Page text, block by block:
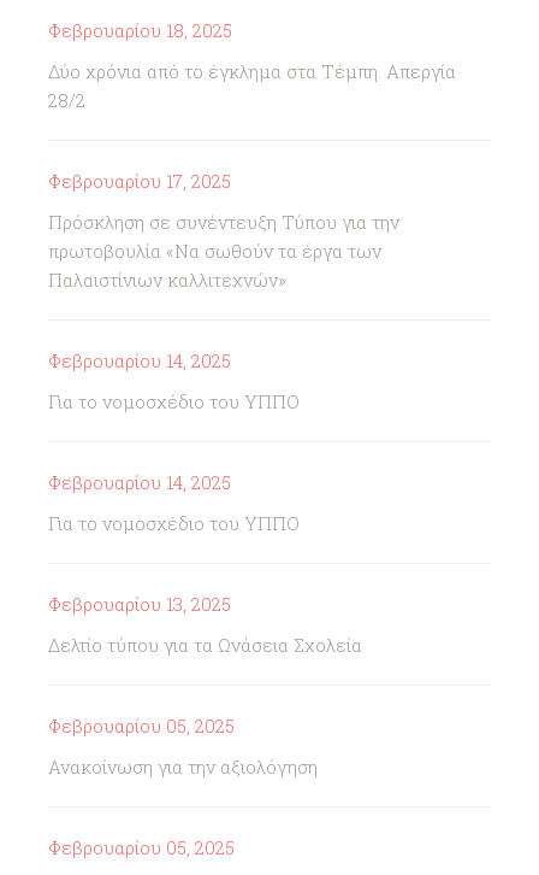
Φεβρουαρίου 18, 2025
Δύο χρόνια από το έγκλημα στα Τέμπη. Απεργία
28/2
Φεβρουαρίου 17, 2025
Πρόσκληση σε συνέντευξη Τύπου για την
πρωτοβουλία «Να σωθούν τα έργα των
Παλαιστίνιων καλλιτεχνών»
Φεβρουαρίου 14, 2025
Για το νομοσχέδιο του ΥΠΠΟ
Φεβρουαρίου 14, 2025
Για το νομοσχέδιο του ΥΠΠΟ
Φεβρουαρίου 13, 2025
Δελτίο τύπου για τα Ωνάσεια Σχολεία
Φεβρουαρίου 05, 2025
Ανακοίνωση για την αξιολόγηση
Φεβρουαρίου 05, 2025